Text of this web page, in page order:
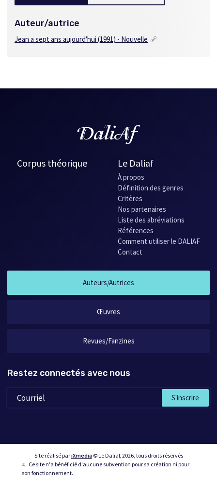
Auteur/autrice
Jean a sept ans aujourd'hui (1991) - Nouvelle
Corpus théorique Le Daliaf
À propos
Définition des genres
Critères
Nos partenaires
Liste des abréviations
Références
Comment utiliser le DALIAF
Contact
Auteurs/Autrices
Œuvres
Revues/Fanzines
Restez connectés avec nous
S'inscrire
Site réalisé pariXmedia© Le Daliaf, 2026, tous droits réservés
Ce site n'a bénéficié d'aucune subvention pour sa création ni pour
son fonctionnement.